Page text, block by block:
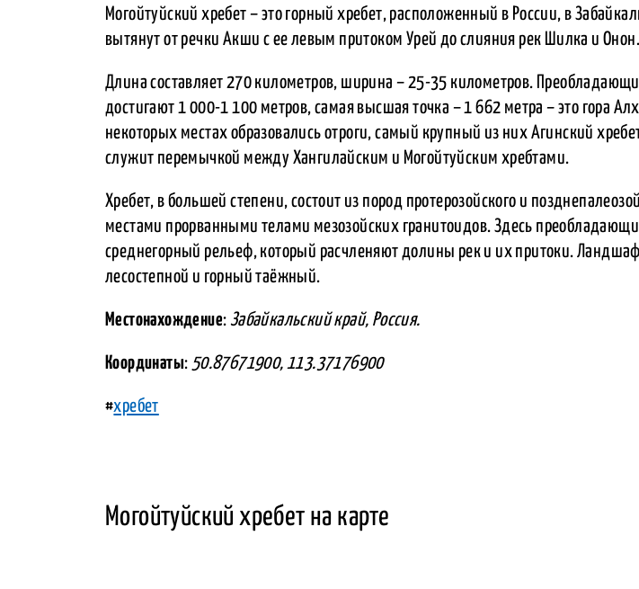
Могойтуйский хребет – это горный хребет, расположенный в России, в
вытянут от речки Акши с ее левым притоком Урей до слияния рек Шилка и Онон.
Длина составляет 270 километров, ширина – 25-35 километров.
достигают 1 000-1 100 метров, самая высшая точка – 1 662 метра – это гора
некоторых местах образовались отроги, самый крупный из них Агинский
служит перемычкой между Хангилайским и Могойтуйским хребтами.
Хребет, в большей степени, состоит из пород протерозойского и
местами прорванными телами мезозойских гранитоидов. Здесь
среднегорный рельеф, который расчленяют долины рек и их притоки.
лесостепной и горный таёжный.
Местонахождение: Забайкальский край, Россия.
Координаты: 50.87671900, 113.37176900
#хребет
Могойтуйский хребет на карте